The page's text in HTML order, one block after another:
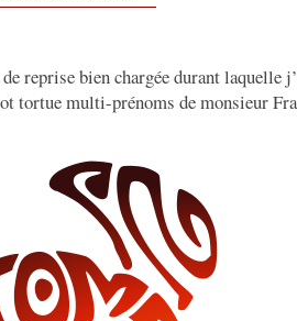
reprise bien chargée durant laquelle
tortue multi-prénoms de monsieur